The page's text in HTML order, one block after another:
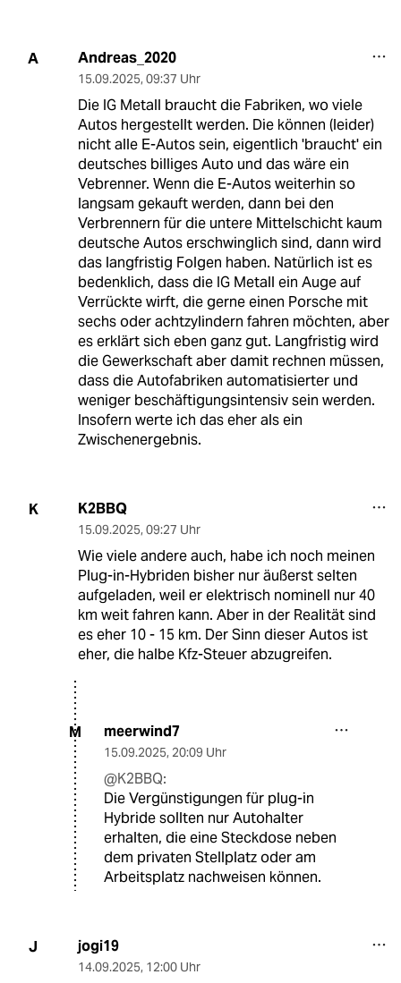
A Andreas_2020
15.09.2025, 09:37 Uhr
Die IG Metall braucht die Fabriken, wo viele
Autos hergestellt werden. Die können (leider)
nicht alle E-Autos sein, eigentlich 'braucht' ein
deutsches billiges Auto und das wäre ein
Vebrenner. Wenn die E-Autos weiterhin so
langsam gekauft werden, dann bei den
Verbrennern für die untere Mittelschicht kaum
deutsche Autos erschwinglich sind, dann wird
das langfristig Folgen haben. Natürlich ist es
bedenklich, dass die IG Metall ein Auge auf
Verrückte wirft, die gerne einen Porsche mit
sechs oder achtzylindern fahren möchten, aber
es erklärt sich eben ganz gut. Langfristig wird
die Gewerkschaft aber damit rechnen müssen,
dass die Autofabriken automatisierter und
weniger beschäftigungsintensiv sein werden.
Insofern werte ich das eher als ein
Zwischenergebnis.
K K2BBQ
15.09.2025, 09:27 Uhr
Wie viele andere auch, habe ich noch meinen
Plug-in-Hybriden bisher nur äußerst selten
aufgeladen, weil er elektrisch nominell nur 40
km weit fahren kann. Aber in der Realität sind
es eher 10 - 15 km. Der Sinn dieser Autos ist
eher, die halbe Kfz-Steuer abzugreifen.
M meerwind7
15.09.2025, 20:09 Uhr
@K2BBQ:
Die Vergünstigungen für plug-in
Hybride sollten nur Autohalter
erhalten, die eine Steckdose neben
dem privaten Stellplatz oder am
Arbeitsplatz nachweisen können.
J jogi19
14.09.2025, 12:00 Uhr